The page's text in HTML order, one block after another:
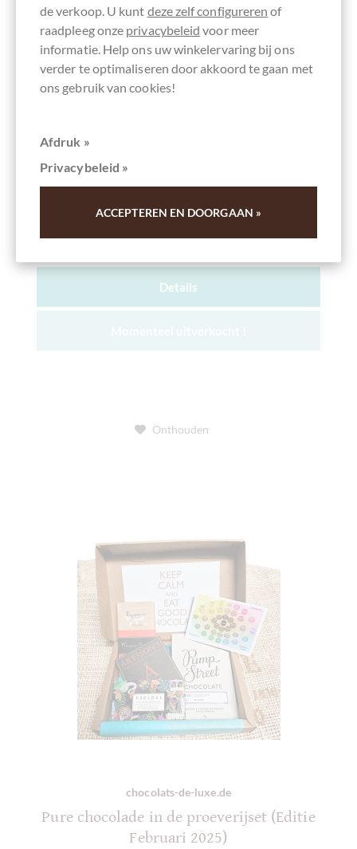
chocolats-de-luxe.de
Pure chocolade in de proeverijset (Editie
Juli 2025)
met uitleg door Michaela Schupp (in het Duits)
Details
Onthouden
chocolats-de-luxe.de
Pure chocolade in de proeverijset (Editie
Februari 2025)
de verkoop. U kunt deze zelf configureren of
raadpleeg onze privacybeleid voor meer
informatie. Help ons uw winkelervaring bij ons
verder te optimaliseren door akkoord te gaan met
ons gebruik van cookies!
Afdruk »
Privacybeleid »
ACCEPTEREN EN DOORGAAN »